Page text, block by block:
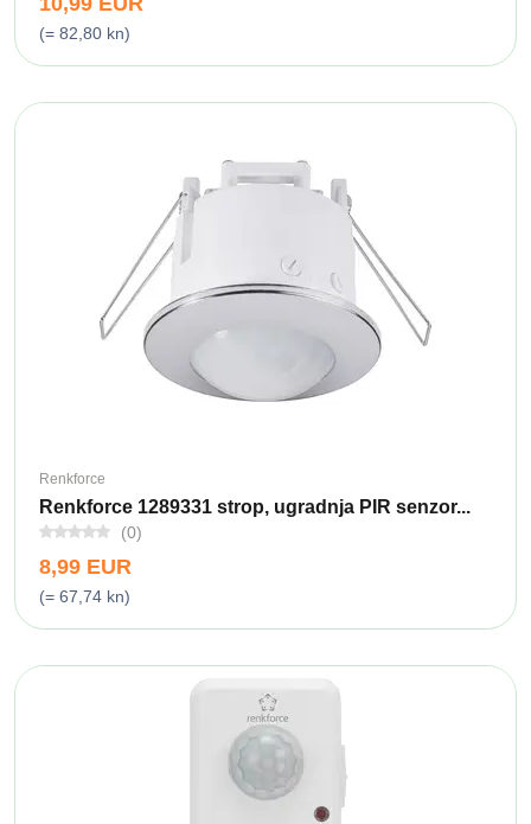
(= 82,80 kn)
Renkforce
Renkforce 1289331 strop, ugradnja PIR senzor...
(0)
8,99 EUR
(= 67,74 kn)